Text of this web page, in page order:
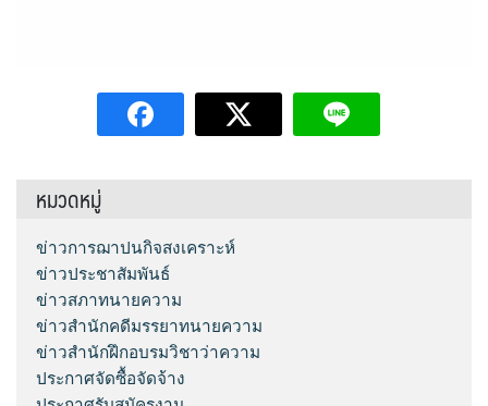
หมวดหมู่
ข่าวการฌาปนกิจสงเคราะห์
ข่าวประชาสัมพันธ์
ข่าวสภาทนายความ
ข่าวสำนักคดีมรรยาทนายความ
ข่าวสำนักฝึกอบรมวิชาว่าความ
ประกาศจัดซื้อจัดจ้าง